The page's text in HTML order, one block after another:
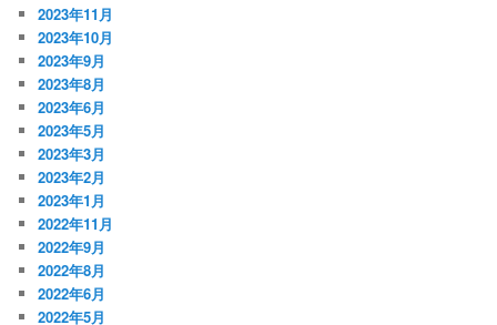
2023年11月
2023年10月
2023年9月
2023年8月
2023年6月
2023年5月
2023年3月
2023年2月
2023年1月
2022年11月
2022年9月
2022年8月
2022年6月
2022年5月